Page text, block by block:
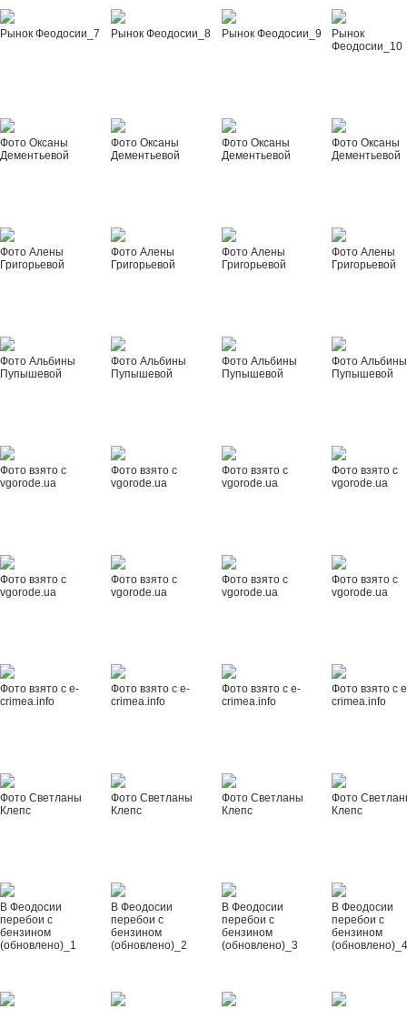
Рынок Феодосии_7 Рынок Феодосии_8 Рынок Феодосии_9
Рынок
Феодосии_10
Фото Оксаны
Дементьевой
Фото Оксаны
Дементьевой
Фото Оксаны
Дементьевой
Фото Оксаны
Дементьевой
Фото Алены
Григорьевой
Фото Алены
Григорьевой
Фото Алены
Григорьевой
Фото Алены
Григорьевой
Фото Альбины
Пупышевой
Фото Альбины
Пупышевой
Фото Альбины
Пупышевой
Фото Альбины
Пупышевой
Фото взято с
vgorode.ua
Фото взято с
vgorode.ua
Фото взято с
vgorode.ua
Фото взято с
vgorode.ua
Фото взято с
vgorode.ua
Фото взято с
vgorode.ua
Фото взято с
vgorode.ua
Фото взято с
vgorode.ua
Фото взято с e-
crimea.info
Фото взято с e-
crimea.info
Фото взято с e-
crimea.info
Фото взято с
crimea.info
Фото Светланы
Клепс
Фото Светланы
Клепс
Фото Светланы
Клепс
Фото
Клепс
В Феодосии
перебои с
бензином
(обновлено)_1
В Феодосии
перебои с
бензином
(обновлено)_2
В Феодосии
перебои с
бензином
(обновлено)_3
В Феодосии
перебои с
бензином